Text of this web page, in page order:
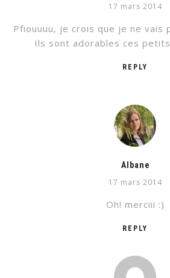
17 mars 2014
REPLY
Pfiouuuu, je crois que je ne vais
Ils sont adorables ces
Albane
17 mars 2014
REPLY
Oh! merciii :)